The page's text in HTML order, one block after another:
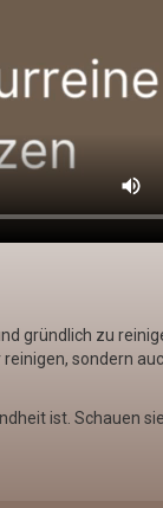
gründlich zu
sondern
ist. Schauen